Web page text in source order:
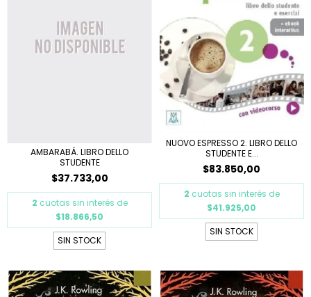
AMBARABÁ. LIBRO DELLO
STUDENTE
$37.733,00
2 cuotas sin interés de
$18.866,50
SIN STOCK
NUOVO ESPRESSO 2. LIBRO DELLO
STUDENTE E...
$83.850,00
2 cuotas sin interés de
$41.925,00
SIN STOCK